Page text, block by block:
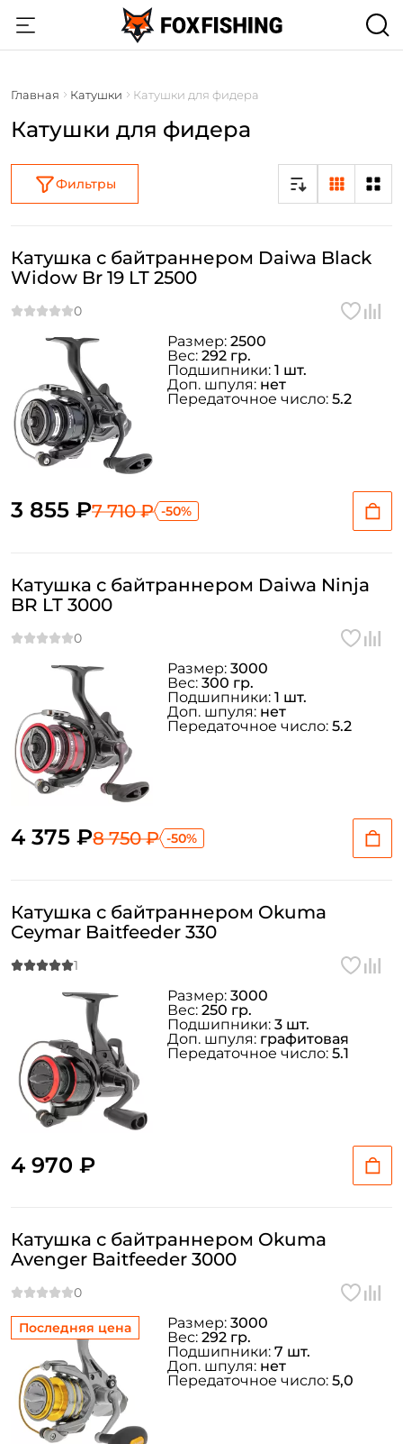
Главная Катушки Катушки для фидера
Катушки для фидера
Фильтры
Катушка с байтраннером Daiwa Black
Widow Br 19 LT 2500
3 855 ₽7 710 ₽ -50%
Размер: 2500
Вес: 292 гр.
Подшипники: 1 шт.
Доп. шпуля: нет
Передаточное число: 5.2
Катушка с байтраннером Daiwa Ninja
BR LT 3000
4 375 ₽8 750 ₽ -50%
Размер: 3000
Вес: 300 гр.
Подшипники: 1 шт.
Доп. шпуля: нет
Передаточное число: 5.2
Катушка с байтраннером Okuma
Ceymar Baitfeeder 330
4 970 ₽
Размер: 3000
Вес: 250 гр.
Подшипники: 3 шт.
Доп. шпуля: графитовая
Передаточное число: 5.1
Последняя цена
Катушка с байтраннером Okuma
Avenger Baitfeeder 3000
Размер: 3000
Вес: 292 гр.
Подшипники: 7 шт.
Доп. шпуля: нет
Передаточное число: 5,0
Создать аккаунт
ФИО: *
Придумайте пароль: *
Заполняя данную форму вы соглашаетесь на обработку
персональных данных
Создать аккаунт